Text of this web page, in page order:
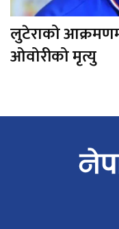
लुटेराको
ओवोरीको मृत्यु